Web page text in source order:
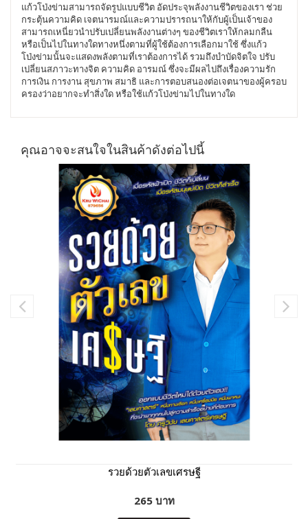
แก้วโป่งข่ามสามารถจัดรูปแบบชีวิต อัดประจุพลังงานชีวิตของเรา ช่วย
กระตุ้นความคิด เจตนารมณ์และความปรารถนาให้กับผู้เป็นเจ้าของ
สามารถเหนี่ยวนำปรับเปลี่ยนพลังงานต่างๆ ของชีวิตเราให้กลมกลืน
หรือเป็นไปในทางใดทางหนึ่งตามที่ผู้ใช้ต้องการเลือกมาใช้ ซึ่งแก้ว
โป่งข่ามนั้นจะแสดงพลังตามที่เราต้องการได้ รวมถึงบำบัดจิตใจ ปรับ
เปลี่ยนสภาวะทางจิต ความคิด อารมณ์ ซึ่งจะมีผลไปถึงเรื่องความรัก
การเงิน การงาน สุขภาพ สมาธิ และการตอบสนองต่อเจตนาของผู้ครอบ
ครองว่าอยากจะทำสิ่งใด หรือใช้แก้วโป่งข่ามไปในทางใด
คุณอาจจะสนใจในสินค้าดังต่อไปนี้
รวยด้วยตัวเลขเศรษฐี
265 บาท